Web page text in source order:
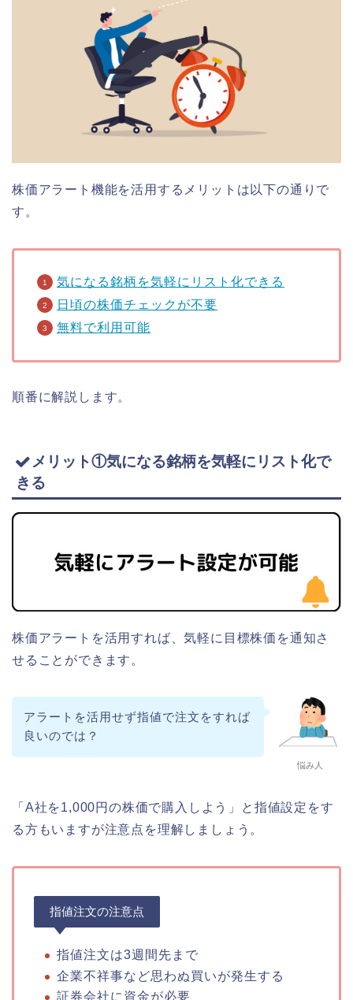
株価アラート機能を活用するメリットは以下の通りで
す。
気になる銘柄を気軽にリスト化できる
日頃の株価チェックが不要
無料で利用可能
順番に解説します。
メリット①気になる銘柄を気軽にリスト化で
きる
株価アラートを活用すれば、気軽に目標株価を通知さ
せることができます。
悩み人
アラートを活用せず指値で注文をすれば
良いのでは？
「A社を1,000円の株価で購入しよう」と指値設定をす
る方もいますが注意点を理解しましょう。
指値注文の注意点
指値注文は3週間先まで
企業不祥事など思わぬ買いが発生する
証券会社に資金が必要